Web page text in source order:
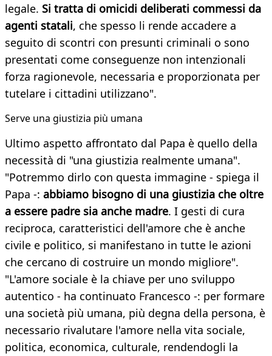
legale. Si tratta di omicidi deliberati commessi da
agenti statali, che spesso li rende accadere a
seguito di scontri con presunti criminali o sono
presentati come conseguenze non intenzionali
forza ragionevole, necessaria e proporzionata per
tutelare i cittadini utilizzano".
Serve una giustizia più umana
Ultimo aspetto affrontato dal Papa è quello della
necessità di "una giustizia realmente umana".
"Potremmo dirlo con questa immagine - spiega il
Papa -: abbiamo bisogno di una giustizia che oltre
a essere padre sia anche madre. I gesti di cura
reciproca, caratteristici dell'amore che è anche
civile e politico, si manifestano in tutte le azioni
che cercano di costruire un mondo migliore".
"L'amore sociale è la chiave per uno sviluppo
autentico - ha continuato Francesco -: per formare
una società più umana, più degna della persona, è
necessario rivalutare l'amore nella vita sociale,
politica, economica, culturale, rendendogli la